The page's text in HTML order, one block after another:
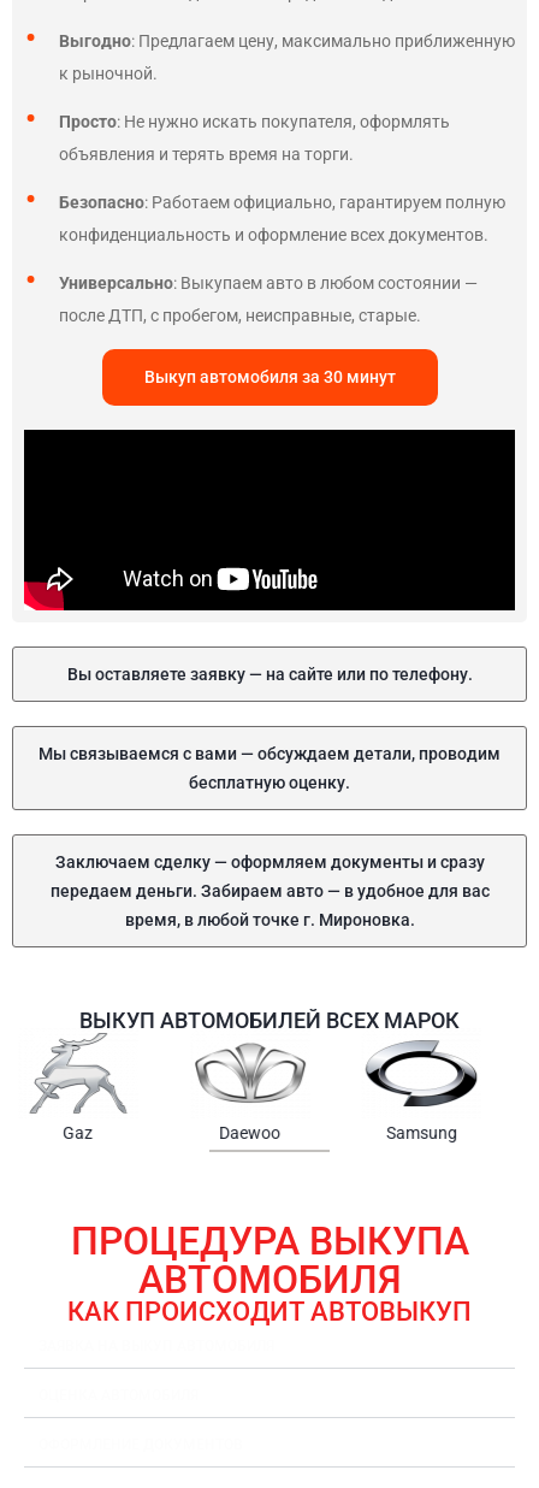
Выгодно: Предлагаем цену, максимально приближенную
к рыночной.
Просто: Не нужно искать покупателя, оформлять
объявления и терять время на торги.
Безопасно: Работаем официально, гарантируем полную
конфиденциальность и оформление всех документов.
Универсально: Выкупаем авто в любом состоянии —
после ДТП, с пробегом, неисправные, старые.
Выкуп автомобиля за 30 минут
Вы оставляете заявку — на сайте или по телефону.
Мы связываемся с вами — обсуждаем детали, проводим
бесплатную оценку.
Заключаем сделку — оформляем документы и сразу
передаем деньги. Забираем авто — в удобное для вас
время, в любой точке г. Мироновка.
ВЫКУП АВТОМОБИЛЕЙ ВСЕХ МАРОК
Samsung Chrysler Gmc
ПРОЦЕДУРА ВЫКУПА
АВТОМОБИЛЯ
КАК ПРОИСХОДИТ АВТОВЫКУП